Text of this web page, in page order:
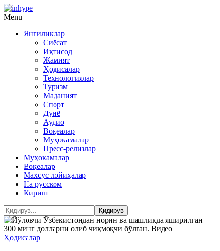
Menu
Янгиликлар
Сиёсат
Иқтисод
Жамият
Ҳодисалар
Технологиялар
Туризм
Маданият
Спорт
Дунё
Аудио
Воқеалар
Муҳокамалар
Пресс-релизлар
Муҳокамалар
Воқеалар
Махсус лойиҳалар
На русском
Кириш
Ҳодисалар